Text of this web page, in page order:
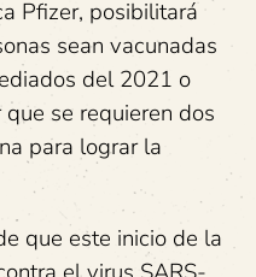
Pfizer, posibilitará
sean vacunadas
del 2021 o
se requieren dos
para lograr la
que este inicio de la